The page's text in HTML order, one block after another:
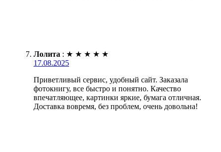
Лолита : ★ ★ ★ ★ ★
17.08.2025
Приветливый сервис, удобный сайт. Заказала
фотокнигу, все быстро и понятно. Качество
впечатляющее, картинки яркие, бумага отличная.
Доставка вовремя, без проблем, очень довольна!